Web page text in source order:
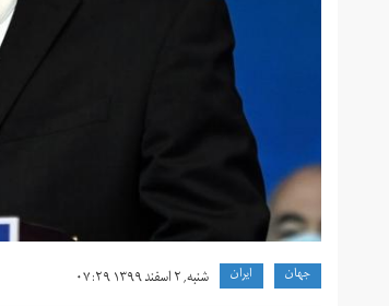
جهان ايران شنبه, ۲ اسفند ۱۳۹۹ ۰۷:۲۹